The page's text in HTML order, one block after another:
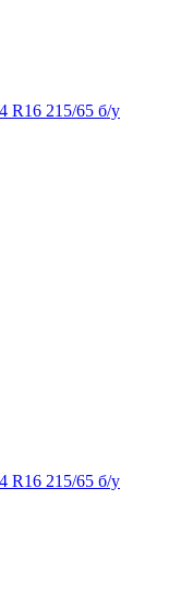
R16 215/65 б/у
R16 215/65 б/у